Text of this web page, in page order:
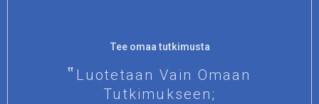
Tee omaa tutkimusta
Luotetaan Vain Omaan
Tutkimukseen;